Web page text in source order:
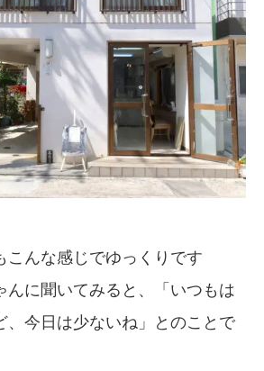
こんな感じでゆっくりです
んに聞いてみると、「いつもは
、今日は少ないね」とのことで